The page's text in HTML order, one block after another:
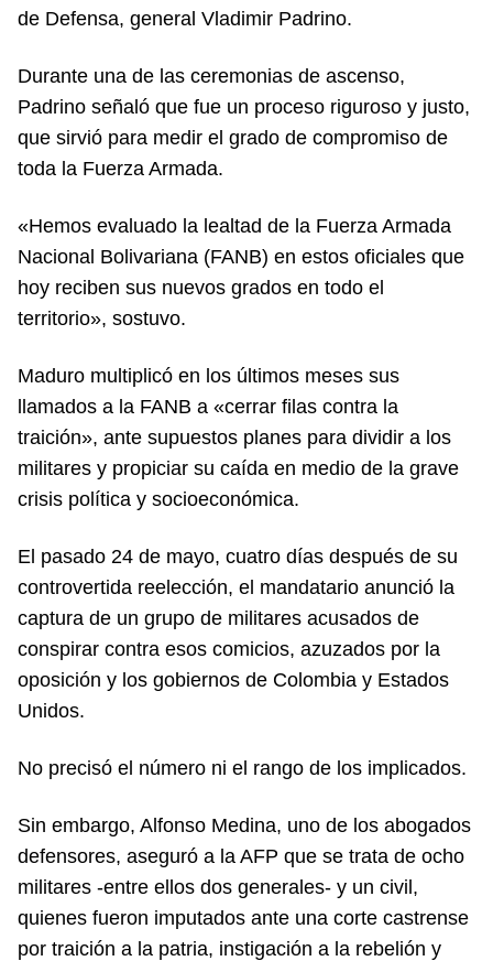
de Defensa, general Vladimir Padrino.
Durante una de las ceremonias de ascenso,
Padrino señaló que fue un proceso riguroso y justo,
que sirvió para medir el grado de compromiso de
toda la Fuerza Armada.
«Hemos evaluado la lealtad de la Fuerza Armada
Nacional Bolivariana (FANB) en estos oficiales que
hoy reciben sus nuevos grados en todo el
territorio», sostuvo.
Maduro multiplicó en los últimos meses sus
llamados a la FANB a «cerrar filas contra la
traición», ante supuestos planes para dividir a los
militares y propiciar su caída en medio de la grave
crisis política y socioeconómica.
El pasado 24 de mayo, cuatro días después de su
controvertida reelección, el mandatario anunció la
captura de un grupo de militares acusados de
conspirar contra esos comicios, azuzados por la
oposición y los gobiernos de Colombia y Estados
Unidos.
No precisó el número ni el rango de los implicados.
Sin embargo, Alfonso Medina, uno de los abogados
defensores, aseguró a la AFP que se trata de ocho
militares -entre ellos dos generales- y un civil,
quienes fueron imputados ante una corte castrense
por traición a la patria, instigación a la rebelión y